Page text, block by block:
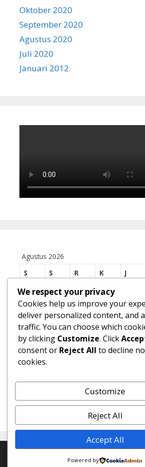
Oktober 2020
September 2020
Agustus 2020
Juli 2020
Januari 2012
Agustus 2026
S
S R K J
3
4 5 6
10
11 12 13 14
17
18 19 20 21
24
31
« Jul
© 2026 SMP Negeri 1 Margasari
•
We respect your privacy
Cookies help us improve your
deliver personalized content, and
traffic. You can choose which
by clicking Customize. Click
consent or Reject All to decline
cookies.
Customize
Reject All
Accept All
Powered by